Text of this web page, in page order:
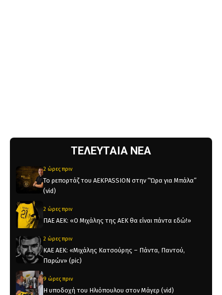
ΤΕΛΕΥΤΑΙΑ ΝΕΑ
2 ώρες πριν
Το ρεπορτάζ του AEKPASSION στην “Ώρα για Μπάλα”
(vid)
2 ώρες πριν
ΠΑΕ ΑΕΚ: «Ο Μιχάλης της ΑΕΚ θα είναι πάντα εδώ!»
2 ώρες πριν
KAE AEK: «Μιχάλης Κατσούρης – Πάντα, Παντού,
Παρών» (pic)
9 ώρες πριν
Η υποδοχή του Ηλιόπουλου στον Μάγερ (vid)